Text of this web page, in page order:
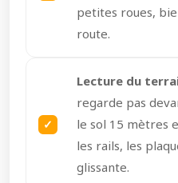
petites roues,
route.
Lecture du
regarde pas
le sol 15 mètres
les rails, les
glissante.